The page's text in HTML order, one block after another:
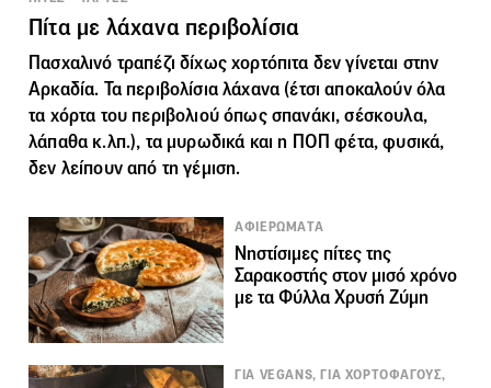
Πίτα με λάχανα περιβολίσια
Πασχαλινό τραπέζι δίχωςχορτόπιτα δεν γίνεται στην
Αρκαδία. Τα περιβολίσια λάχανα (έτσι αποκαλούν όλα
τα χόρτα του περιβολιού όπως σπανάκι, σέσκουλα,
λάπαθα κ.λπ.), τα μυρωδικά και η ΠΟΠ φέτα, φυσικά,
δεν λείπουν από τη γέμιση.
ΑΦΙΕΡΩΜΑΤΑ
Νηστίσιμες πίτες της
Σαρακοστής στον μισό χρόνο
με τα Φύλλα Χρυσή Ζύμη
ΓΙΑ VEGANS, ΓΙΑ ΧΟΡΤΟΦΑΓΟΥΣ,